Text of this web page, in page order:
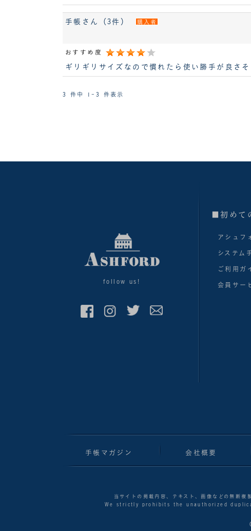
手帳さん（3件） 購入者
おすすめ度
ギリギリサイズなので慣れたら使い勝手が良さそ
3 件中 1-3 件表示
follow us!
■初めて
アシュフ
システム
ご利用ガ
会員サー
手帳マガジン 会社概要
当サイトの掲載内容、テキスト、画像などの無断
We strictly prohibits the unauthorized